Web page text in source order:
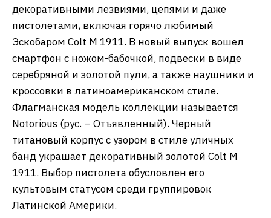
декоративными лезвиями, цепями и даже
пистолетами, включая горячо любимый
Эскобаром Colt M 1911. В новый выпуск вошел
смартфон с ножом-бабочкой, подвески в виде
серебряной и золотой пули, а также наушники и
кроссовки в латиноамериканском стиле.
Флагманская модель коллекции называется
Notorious (рус. – Отъявленный). Черный
титановый корпус с узором в стиле уличных
банд украшает декоративный золотой Colt M
1911. Выбор пистолета обусловлен его
культовым статусом среди группировок
Латинской Америки.